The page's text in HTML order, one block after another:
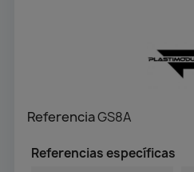
ReferenciaGS8A
Referencias específicas